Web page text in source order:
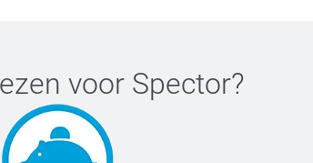
voor Spector?